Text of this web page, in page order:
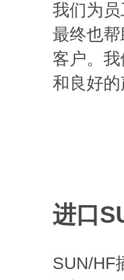
我们为
最终也
客户。
和良好
进口
SUN/HF